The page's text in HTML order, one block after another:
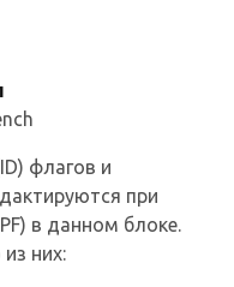
флагов и
при
в данном блоке.
них: